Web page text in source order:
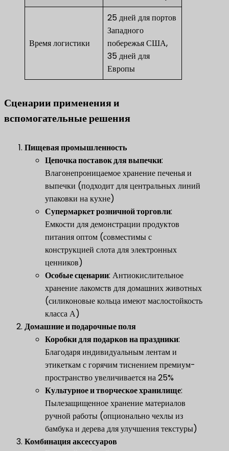
Время логистики
25 дней для портов
Западного
побережья США,
35 дней для
Европы
Сценарии применения и
вспомогательные решения
​Пищевая промышленность​
​Цепочка поставок для выпечки​​:
Влагонепроницаемое хранение печенья и
выпечки (подходит для центральных линий
упаковки на кухне)
​Супермаркет розничной торговли​​:
Емкости для демонстрации продуктов
питания оптом (совместимы с
конструкцией слота для электронных
ценников)
​Особые сценарии​​: Антиокислительное
хранение лакомств для домашних животных
(силиконовые кольца имеют маслостойкость
класса А)
​Домашние и подарочные поля​
​Коробки для подарков на праздники​​:
Благодаря индивидуальным лентам и
этикеткам с горячим тиснением премиум-
пространство увеличивается на 25%
​Культурное и творческое хранилище​​:
Пылезащищенное хранение материалов
ручной работы (опционально чехлы из
бамбука и дерева для улучшения текстуры)
​Комбинация аксессуаров​